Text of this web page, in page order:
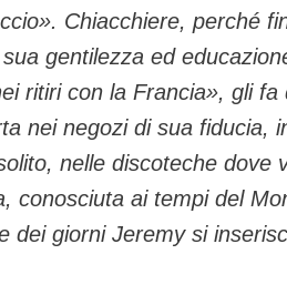
Chiacchiere, perché
gentilezza ed
ritiri con la Francia», gli
nei negozi di sua fiducia,
nelle discoteche dove
conosciuta ai tempi del
dei giorni Jeremy si